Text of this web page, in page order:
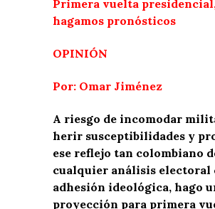
Primera vuelta
hagamos pronósticos
OPINIÓN
Por: Omar Jiménez
A riesgo de incomodar
herir susceptibilidades y
ese reflejo tan colombiano
cualquier análisis electoral
adhesión ideológica, hago
proyección para primera